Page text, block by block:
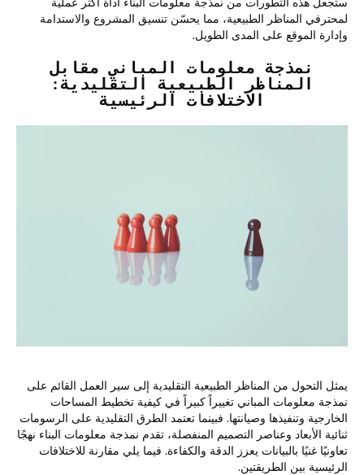
لمحترفي المناظر الطبيعية، مما يحسّن تنسيق المشروع والاستدامة
وإدارة الموقع على المدى الطويل.
نمذجة معلومات المباني مقابل
المناظر الطبيعية التقليدية:
الاختلافات الرئيسية
يمثل التحول من المناظر الطبيعية التقليدية إلى سير العمل القائم على
نمذجة معلومات المباني تغييراً كبيراً في كيفية تخطيط المساحات
الخارجية وتنفيذها وصيانتها. فبينما تعتمد الطرق التقليدية على الرسومات
ثنائية الأبعاد وعناصر التصميم المنفصلة، تقدم نمذجة معلومات البناء نهجًا
تعاونيًا غنيًا بالبيانات يعزز الدقة والكفاءة. فيما يلي مقارنة للاختلافات
الرئيسية بين الطريقتين.